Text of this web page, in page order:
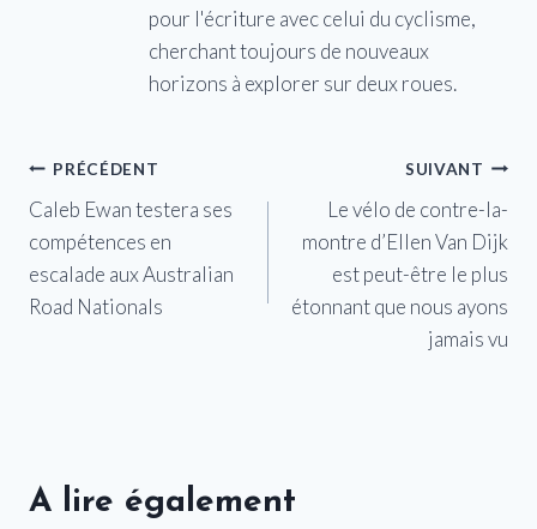
pour l'écriture avec celui du cyclisme,
cherchant toujours de nouveaux
horizons à explorer sur deux roues.
Navigation
de
l’article
PRÉCÉDENT
Caleb Ewan testera ses
compétences en
escalade aux Australian
Road Nationals
SUIVANT
Le vélo de contre-la-
montre d’Ellen Van Dijk
est peut-être le plus
étonnant que nous ayons
jamais vu
A lire également